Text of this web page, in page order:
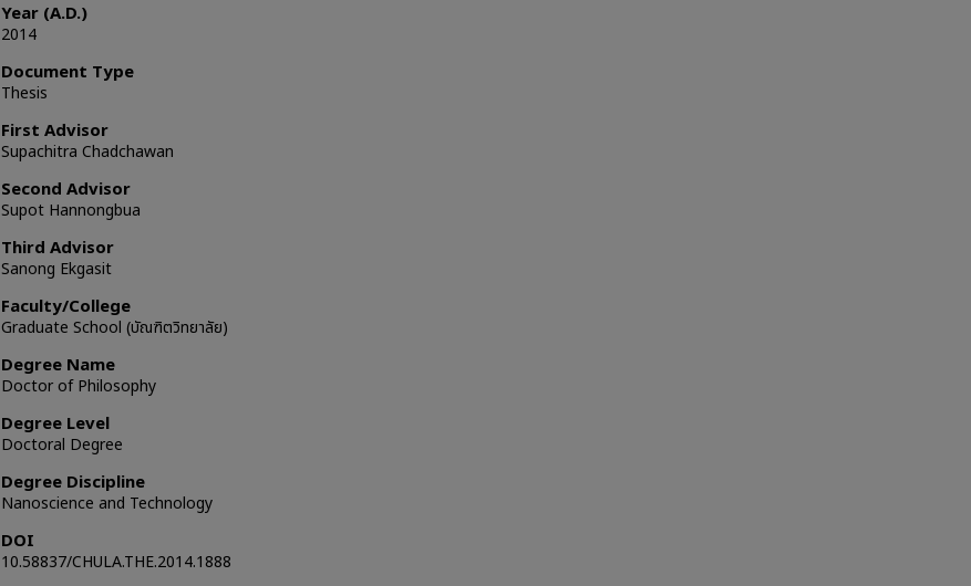
Year (A.D.)
2014
Document Type
Thesis
First Advisor
Supachitra Chadchawan
Second Advisor
Supot Hannongbua
Third Advisor
Sanong Ekgasit
Faculty/College
Graduate School (บัณฑิตวิทยาลัย)
Degree Name
Doctor of Philosophy
Degree Level
Doctoral Degree
Degree Discipline
Nanoscience and Technology
DOI
10.58837/CHULA.THE.2014.1888